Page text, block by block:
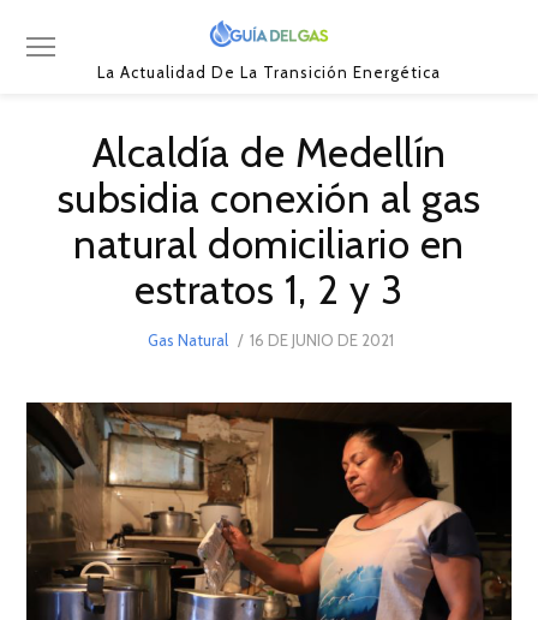
La Actualidad De La Transición Energética
Alcaldía de Medellín
subsidia conexión al gas
natural domiciliario en
estratos 1, 2 y 3
Gas Natural
POSTED
16 DE JUNIO DE 2021
2021